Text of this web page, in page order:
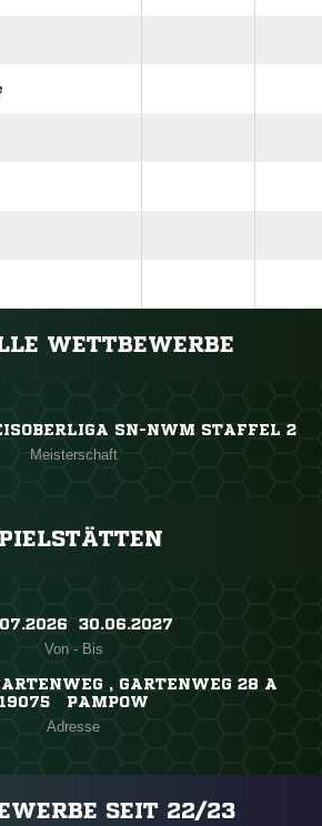
WETTBEWERBE
SN-NWM STAFFEL 2
Meisterschaft
30.06.2027
Von - Bis
, GARTENWEG 28 A
19075 PAMPOW
Adresse
SEIT 22/23